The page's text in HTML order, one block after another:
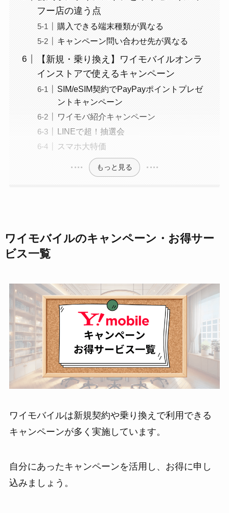
フー店の違う点
購入できる端末種類が異なる
キャンペーン問い合わせ先が異なる
【新規・乗り換え】ワイモバイルオンラ
インストアで使えるキャンペーン
SIM/eSIM契約でPayPayポイントプレゼ
ントキャンペーン
ワイモバ紹介キャンペーン
LINEで超！抽選会
スマホ大特価
もっと見る
ワイモバイルのキャンペーン・お得サー
ビス一覧
ワイモバイルは新規契約や乗り換えで利用できる
キャンペーンが多く実施しています。
自分にあったキャンペーンを活用し、お得に申し
込みましょう。